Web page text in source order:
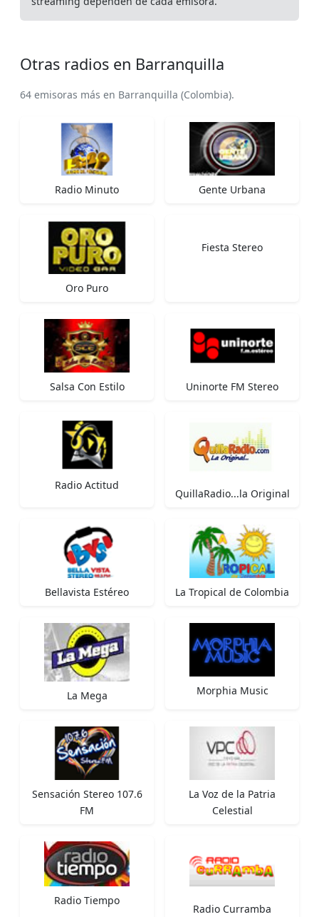
Otras radios en Barranquilla
64 emisoras más en Barranquilla (Colombia).
Radio Minuto Gente Urbana
Oro Puro
Fiesta Stereo
Salsa Con Estilo Uninorte FM Stereo
Radio Actitud
QuillaRadio...la Original
Bellavista Estéreo La Tropical de Colombia
La Mega Morphia Music
Sensación Stereo 107.6
FM
La Voz de la Patria
Celestial
Radio Tiempo
Radio Curramba